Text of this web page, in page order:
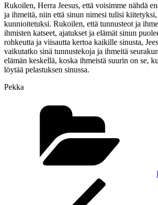
Rukoilen, Herra Jeesus, että voisimme nähdä
ja ihmeitä, niin että sinun nimesi tulisi
kunnioitetuksi. Rukoilen, että tunnusteot ja
ihmisten katseet, ajatukset ja elämät sinun
rohkeutta ja viisautta kertoa kaikille sinusta,
vaikutatko sinä tunnustekoja ja ihmeitä
elämän keskellä, koska ihmeistä suurin on se,
löytää pelastuksen sinussa.
Pekka